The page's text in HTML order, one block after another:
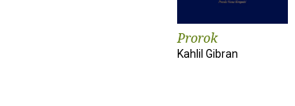
Prorok
Kahlil Gibran